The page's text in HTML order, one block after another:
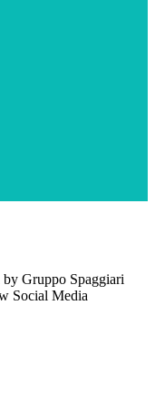
Gruppo Spaggiari
Social Media